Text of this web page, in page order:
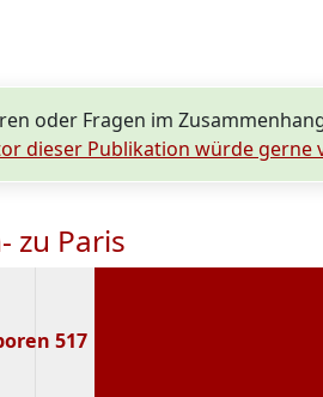
oder Fragen im
dieser Publikation würde gerne
zu Paris
517